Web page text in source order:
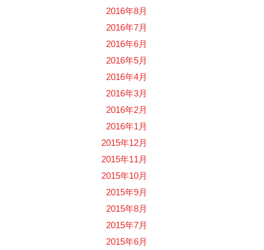
2016年8月
2016年7月
2016年6月
2016年5月
2016年4月
2016年3月
2016年2月
2016年1月
2015年12月
2015年11月
2015年10月
2015年9月
2015年8月
2015年7月
2015年6月